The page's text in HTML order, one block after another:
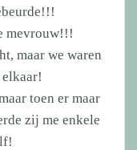
mevrouw!!!
maar we waren
toen er maar
zij me enkele